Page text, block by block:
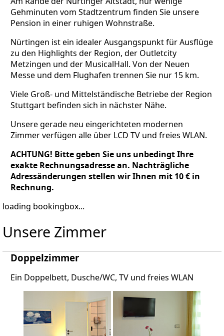
Gehminuten vom Stadtzentrum finden Sie unsere
Pension in einer ruhigen Wohnstraße.
Nürtingen ist ein idealer Ausgangspunkt für Ausflüge
zu den Highlights der Region, der Outletcity
Metzingen und der Musical­Hall. Von der Neuen
Messe und dem Flughafen trennen Sie nur 15 km.
Viele Groß- und Mittelständische Betriebe der Region
Stuttgart befinden sich in nächster Nähe.
Unsere gerade neu eingerichteten modernen
Zimmer verfügen alle über LCD TV und freies WLAN.
ACHTUNG! Bitte geben Sie uns unbedingt Ihre
exakte Rechnungsadresse an. Nachträgliche
Adressänderungen stellen wir Ihnen mit 10 € in
Rechnung.
loading bookingbox...
Unsere Zimmer
Doppelzimmer
Ein Doppelbett, Dusche/WC, TV und freies WLAN